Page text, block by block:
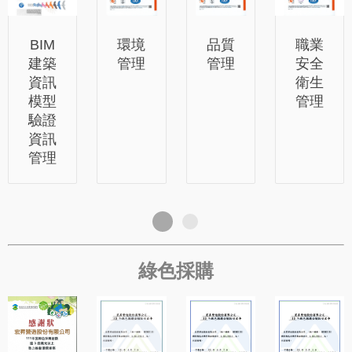
BIM
建築
資訊
模型
驗證
資訊
管理
環境
管理
品質
管理
職業
安全
衛生
管理
綠色採購